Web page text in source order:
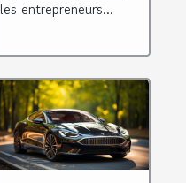
les entrepreneurs...